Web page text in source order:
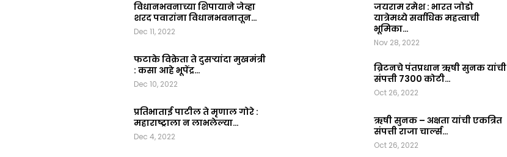
विधानभवनाच्या शिपायाने जेव्हा
शरद पवारांना विधानभवनातून…
Dec 11, 2022
फटाके विक्रेता ते दुसऱ्यांदा मुखमंत्री
: कसा आहे भूपेंद्र…
Dec 10, 2022
प्रतिभाताई पाटील ते मृणाल गोरे :
महाराष्ट्राला न लाभलेल्या…
Dec 4, 2022
जयराम रमेश : भारत जोडो
यात्रेमध्ये सर्वाधिक महत्वाची
भूमिका…
Nov 28, 2022
ब्रिटनचे पंतप्रधान ऋषी सुनक यांची
संपत्ती 7300 कोटी…
Oct 26, 2022
ऋषी सुनक – अक्षता यांची एकत्रित
संपत्ती राजा चार्ल्स…
Oct 26, 2022